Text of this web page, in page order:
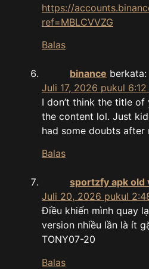
https://
ref=MBLCVVZG
Balas
binance berkata:
Juli 17, 2026 pukul 6:12
I don’t think the title
the content lol. Just
had some doubts after
Balas
sportzfy apk old
Juli 20, 2026 pukul
Điều khiến mình quay
version nhiều lần là ít
TONY07-20
Balas